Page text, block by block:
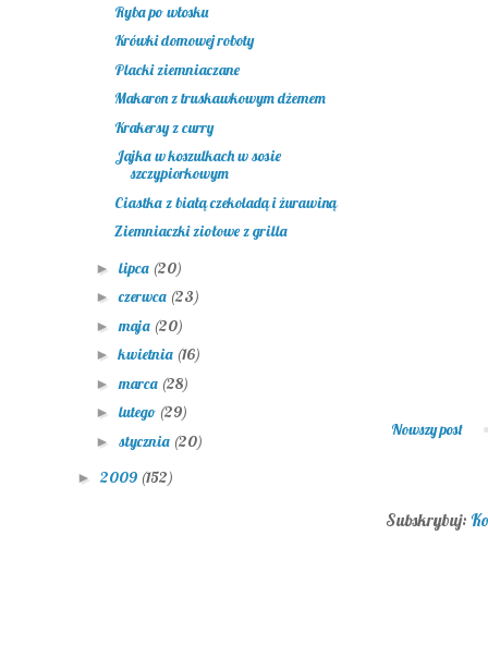
Nowszy post
Subskrybuj:
Ryba po włosku
Krówki domowej roboty
Placki ziemniaczane
Makaron z truskawkowym dżemem
Krakersy z curry
Jajka w koszulkach w sosie
szczypiorkowym
Ciastka z białą czekoladą i żurawiną
Ziemniaczki ziołowe z grilla
► lipca (20)
►czerwca (23)
► maja (20)
►kwietnia (16)
► marca (28)
► lutego (29)
► stycznia (20)
► 2009 (152)